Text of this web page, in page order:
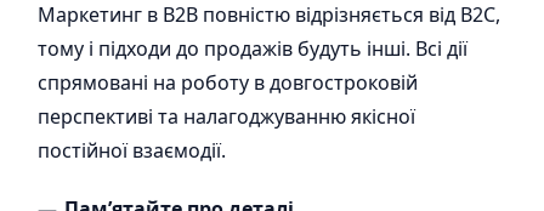
Маркетинг в В2В повністю відрізняється від В2С,
тому і підходи до продажів будуть інші. Всі дії
спрямовані на роботу в довгостроковій
перспективі та налагоджуванню якісної
постійної взаємодії.